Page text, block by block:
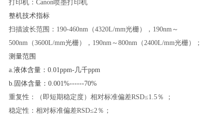
打印机： Canon喷墨打印机
整机技术指标
扫描波长范围： 190-460nm（4320L/mm光栅），190nm～
500nm（3600L/mm光栅），190nm～800nm（2400L/mm光栅）；
测量范围
a.液体含量：0.01ppm-几千ppm
b.固体含量：0.001%------70%
重复性：（即短期稳定度）相对标准偏差RSD≤1.5％ ；
稳定性：相对标准偏差RSD≤2％；